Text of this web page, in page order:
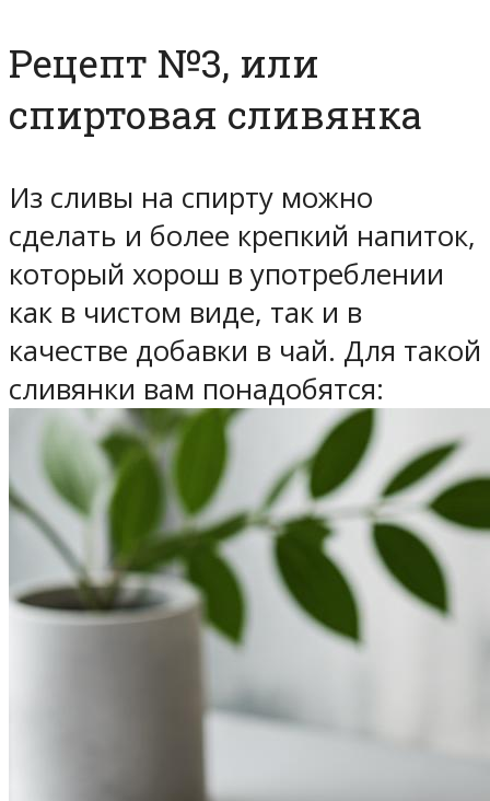
Рецепт №3, или
спиртовая сливянка
Из сливы на спирту можно
сделать и более крепкий напиток,
который хорош в употреблении
как в чистом виде, так и в
качестве добавки в чай. Для такой
сливянки вам понадобятся: